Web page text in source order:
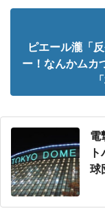
ピエール瀧「
ー！なんかムカ
電
球